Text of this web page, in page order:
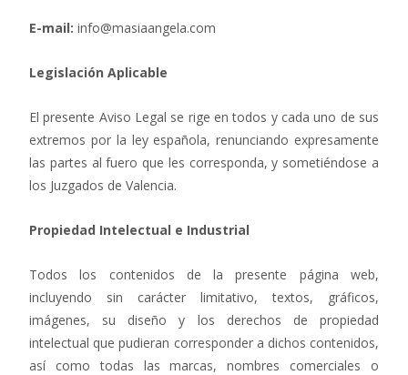
E-mail: info@masiaangela.com
Legislación Aplicable
El presente Aviso Legal se rige en todos y cada uno de sus
extremos por la ley española, renunciando expresamente
las partes al fuero que les corresponda, y sometiéndose a
los Juzgados de Valencia.
Propiedad Intelectual e Industrial
Todos los contenidos de la presente página web,
incluyendo sin carácter limitativo, textos, gráficos,
imágenes, su diseño y los derechos de propiedad
intelectual que pudieran corresponder a dichos contenidos,
así como todas las marcas, nombres comerciales o